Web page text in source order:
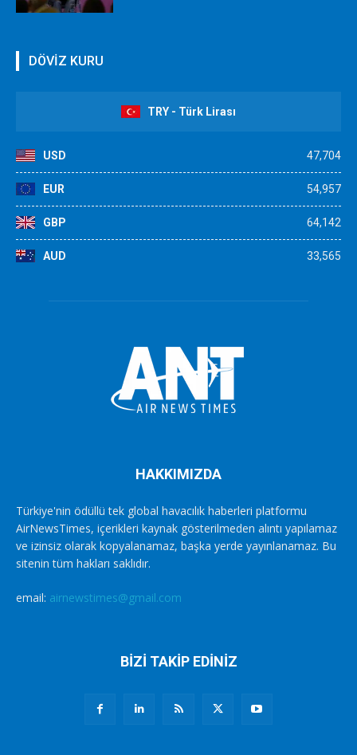
DÖVİZ KURU
TRY - Türk Lirası
USD 47,704
EUR 54,957
GBP 64,142
AUD 33,565
HAKKIMIZDA
Türkiye'nin ödüllü tek global havacılık haberleri platformu
AirNewsTimes, içerikleri kaynak gösterilmeden alıntı yapılamaz
ve izinsiz olarak kopyalanamaz, başka yerde yayınlanamaz. Bu
sitenin tüm hakları saklıdır.
email: airnewstimes@gmail.com
BİZİ TAKİP EDİNİZ